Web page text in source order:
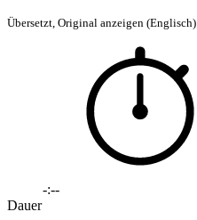
Übersetzt, Original anzeigen (Englisch)
-:--
Dauer